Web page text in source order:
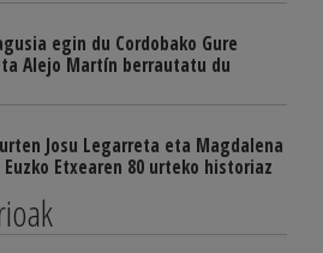
egin du Cordobako Gure
Alejo Martín berrautatu du
Josu Legarreta eta Magdalena
Etxearen 80 urteko historiaz